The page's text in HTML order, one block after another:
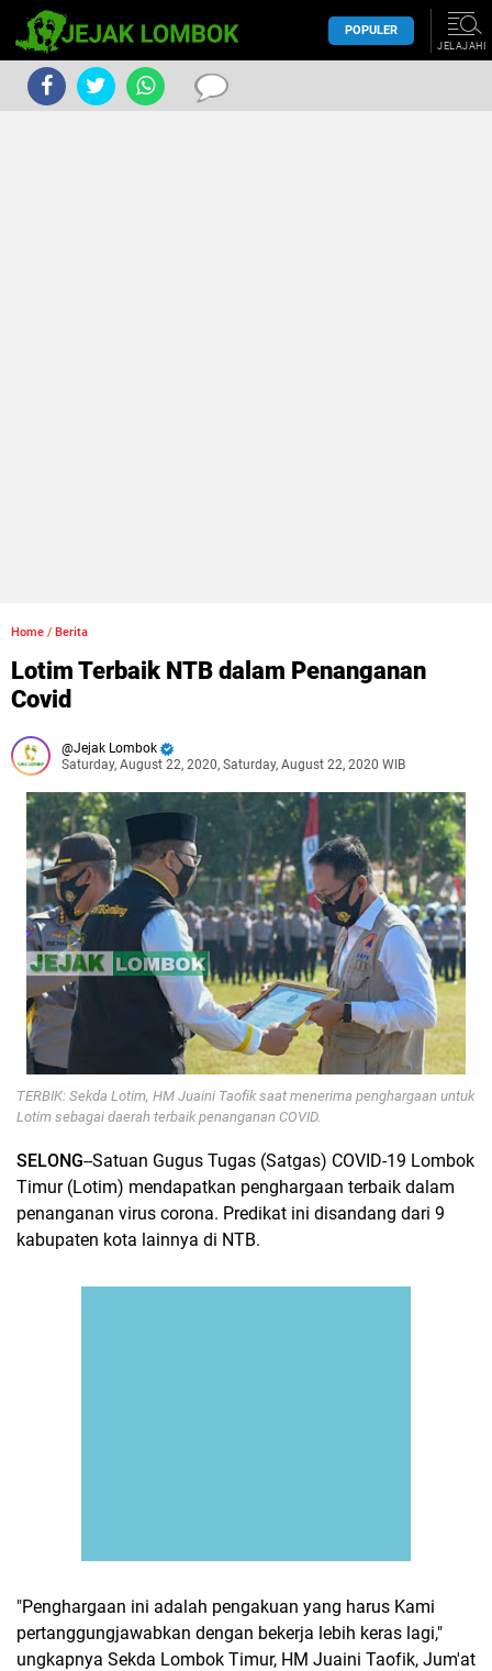
POPULER
JELAJAHI
Home / Berita
Lotim Terbaik NTB dalam Penanganan
Covid
Jejak Lombok
Saturday, August 22, 2020, Saturday, August 22, 2020 WIB
TERBIK: Sekda Lotim, HM Juaini Taofik saat menerima penghargaan untuk
Lotim sebagai daerah terbaik penanganan COVID.
SELONG--Satuan Gugus Tugas (Satgas) COVID-19 Lombok
Timur (Lotim) mendapatkan penghargaan terbaik dalam
penanganan virus corona. Predikat ini disandang dari 9
kabupaten kota lainnya di NTB.
"Penghargaan ini adalah pengakuan yang harus Kami
pertanggungjawabkan dengan bekerja lebih keras lagi,"
ungkapnya Sekda Lombok Timur, HM Juaini Taofik, Jum'at